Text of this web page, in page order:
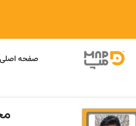
صفحه اصلی